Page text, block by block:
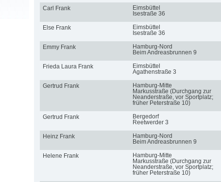
Carl Frank
Eimsbüttel
Isestraße 36
Else Frank
Eimsbüttel
Isestraße 36
Emmy Frank
Hamburg-Nord
Beim Andreasbrunnen 9
Frieda Laura Frank
Eimsbüttel
Agathenstraße 3
Gertrud Frank
Hamburg-Mitte
Markusstraße (Durchgang zur
Neanderstraße, vor Sportplatz;
früher Peterstraße 10)
Gertrud Frank
Bergedorf
Reetwerder 3
Heinz Frank
Hamburg-Nord
Beim Andreasbrunnen 9
Helene Frank
Hamburg-Mitte
Markusstraße (Durchgang zur
Neanderstraße, vor Sportplatz;
früher Peterstraße 10)